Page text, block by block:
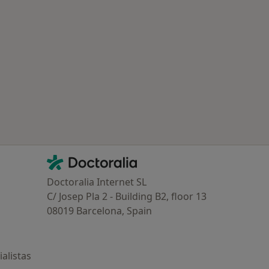
Contacto
Doctoralia - Página de inicio
Doctoralia Internet SL
C/ Josep Pla 2 - Building B2, floor 13
08019 Barcelona, Spain